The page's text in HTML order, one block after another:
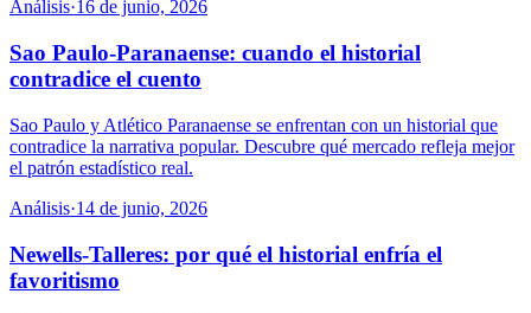
Análisis·16 de junio, 2026
Sao Paulo-Paranaense: cuando el historial
contradice el cuento
Sao Paulo y Atlético Paranaense se enfrentan con un historial que
contradice la narrativa popular. Descubre qué mercado refleja mejor
el patrón estadístico real.
Análisis·14 de junio, 2026
Newells-Talleres: por qué el historial enfría el
favoritismo